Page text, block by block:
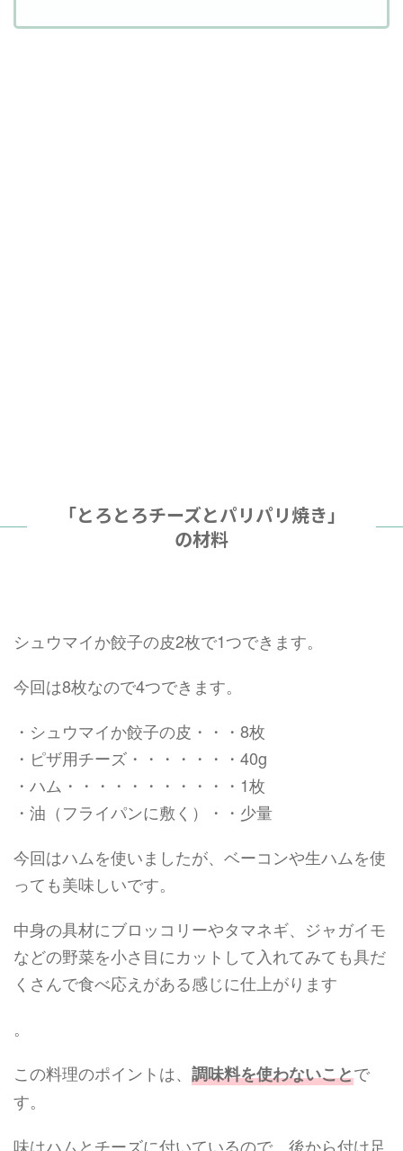
「とろとろチーズとパリパリ焼き」
の材料
シュウマイか餃子の皮2枚で1つできます。
今回は8枚なので4つできます。
・シュウマイか餃子の皮・・・8枚
・ピザ用チーズ・・・・・・・40g
・ハム・・・・・・・・・・・1枚
・油（フライパンに敷く）・・少量
今回はハムを使いましたが、ベーコンや生ハムを使
っても美味しいです。
中身の具材にブロッコリーやタマネギ、ジャガイモ
などの野菜を小さ目にカットして入れてみても具だ
くさんで食べ応えがある感じに仕上がります
。
この料理のポイントは、 調味料を使わないことで
す。
味はハムとチーズに付いているので、後から付け足